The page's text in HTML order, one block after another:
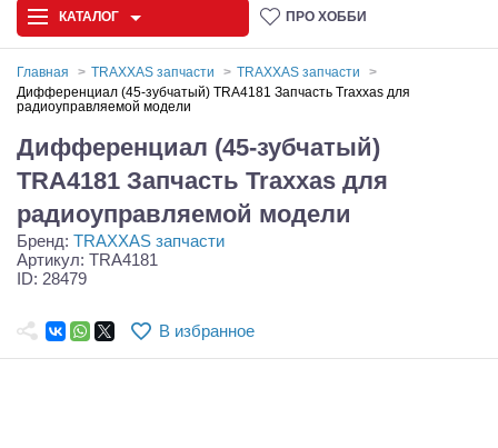
КАТАЛОГ ПРО ХОББИ
Автомодели
Запчасти и аксессуары
Игрушки
Самолеты
Судомодели
Главная TRAXXAS запчасти
TRAXXAS запчасти
Дифференциал (45-зубчатый) TRA4181 Запчасть Traxxas для
радиоуправляемой модели
Дифференциал (45-зубчатый)
TRA4181 Запчасть Traxxas для
радиоуправляемой модели
Бренд: TRAXXAS запчасти
Артикул: TRA4181
ID: 28479
В избранное